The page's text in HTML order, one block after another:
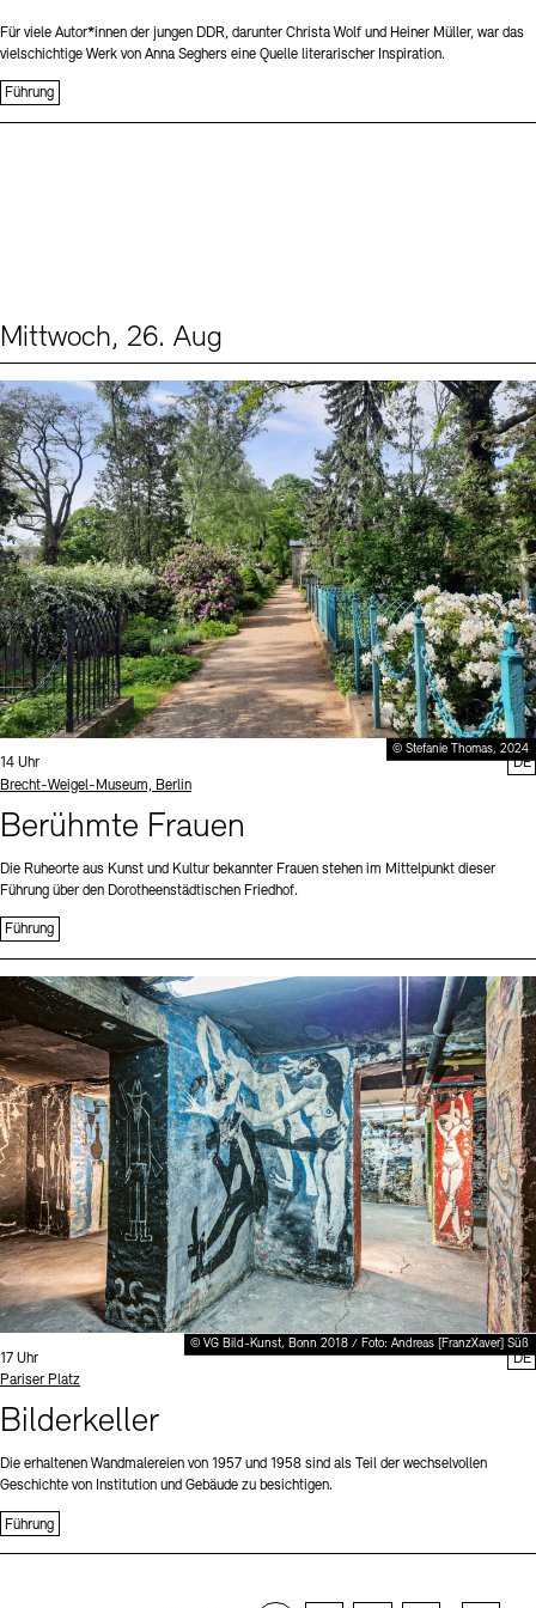
Für viele Autor*innen der jungen DDR, darunter Christa Wolf und Heiner Müller, war das
vielschichtige Werk von Anna Seghers eine Quelle literarischer Inspiration.
Führung
Mittwoch, 26. Aug
© Stefanie Thomas, 2024
Uhrzeit:
14 Uhr
Standort
Brecht-Weigel-Museum, Berlin
Berühmte Frauen
Die Ruheorte aus Kunst und Kultur bekannter Frauen stehen im Mittelpunkt dieser
Führung über den Dorotheenstädtischen Friedhof.
Führung
DE
© VG Bild-Kunst, Bonn 2018 / Foto: Andreas [FranzXaver] Süß
Uhrzeit:
17 Uhr
Standort
Pariser Platz
Bilderkeller
Die erhaltenen Wandmalereien von 1957 und 1958 sind als Teil der wechselvollen
Geschichte von Institution und Gebäude zu besichtigen.
Führung
DE